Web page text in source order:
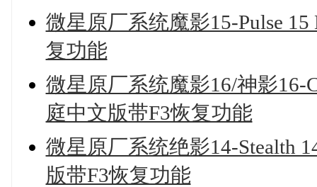
微星原厂系统魔影15-Pulse
复功能
微星原厂系统魔影16/神影16-
庭中文版带F3恢复功能
微星原厂系统绝影14-Stealth
版带F3恢复功能